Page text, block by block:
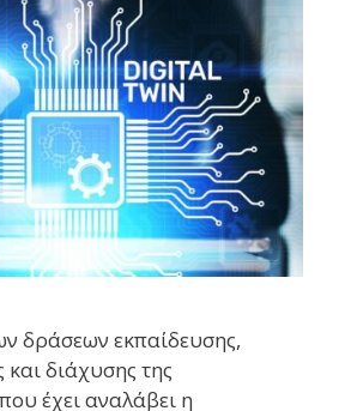
δράσεων εκπαίδευσης,
και διάχυσης της
έχει αναλάβει η